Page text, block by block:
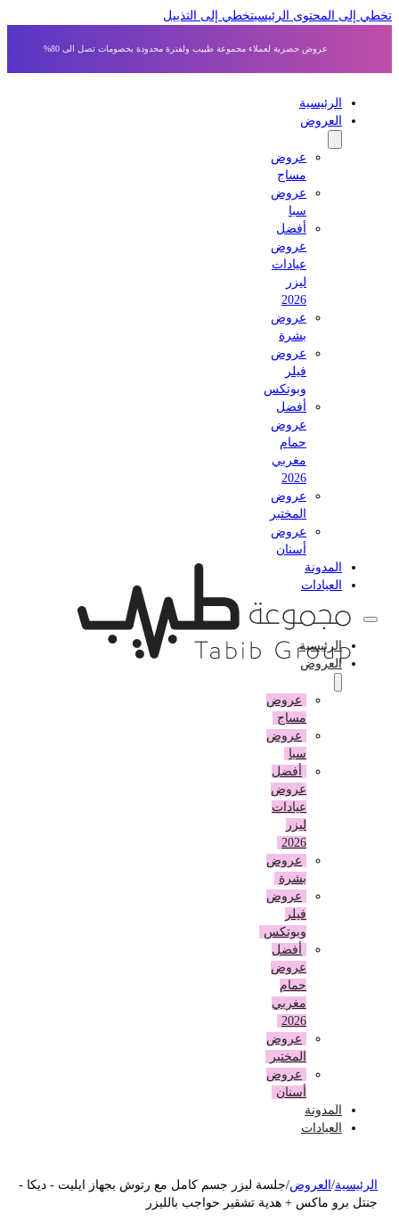
إلى المحتوى الرئيسي تخطي إلى التذييل
عروض حصرية لعملاء مجموعة طبيب ولفترة محدودة بخصومات تصل الى 80%
الرئيسية
العروض
عروض
مساج
عروض
أفضل
عروض
عيادات
عروض
بشرة
عروض
وبوتكس
أفضل
عروض
حمام
مغربي
عروض
المختبر
عروض
أسنان
المدونة
العيادات
الرئيسية
العروض
عروض
مساج
عروض
أفضل
عروض
عيادات
عروض
بشرة
عروض
وبوتكس
أفضل
عروض
حمام
مغربي
عروض
المختبر
عروض
أسنان
المدونة
العيادات
/العروض جلسة ليزر جسم كامل مع رتوش بجهاز ايليت - ديكا -
برو ماكس + هدية تشقير حواجب بالليزر